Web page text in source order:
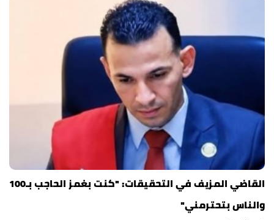
القاضي المزيف في التحقيقات: "كنت بغمز الحاجب بـ100
والناس بتحترمني"